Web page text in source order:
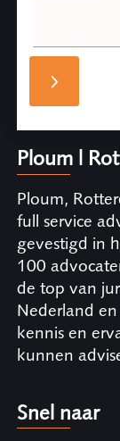
Ploum |
Ploum,
full service
gevestigd in
100
de top van
Nederland
kennis en
kunnen
Snel naar